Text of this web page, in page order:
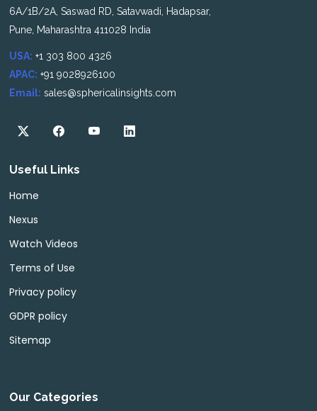
6A/1B/2A, Saswad RD, Satavwadi, Hadapsar,
Pune, Maharashtra 411028 India
USA: +1 303 800 4326
APAC: +91 9028926100
Email: sales@sphericalinsights.com
Useful Links
Home
Nexus
Watch Videos
Terms of Use
Privacy policy
GDPR policy
Sitemap
Our Categories